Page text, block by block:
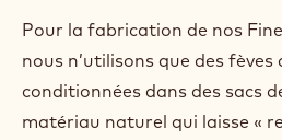
Pour la fabrication de nos
nous n’utilisons que des fèves
conditionnées dans des sacs
matériau naturel qui laisse «